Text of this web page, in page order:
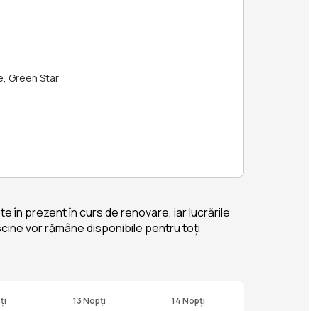
Green Star
în prezent în curs de renovare, iar lucrările
vor rămâne disponibile pentru toți
13 Nopți 14 Nopți